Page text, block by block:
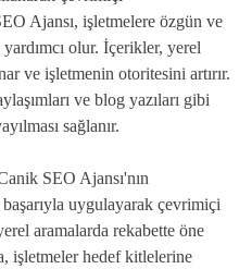
Ajansı, işletmelere özgün ve
olur. İçerikler, yerel
ve işletmenin otoritesini artırır.
ve blog yazıları gibi
sağlanır.
SEO Ajansı'nın
uygulayarak çevrimiçi
aramalarda rekabette öne
işletmeler hedef kitlelerine